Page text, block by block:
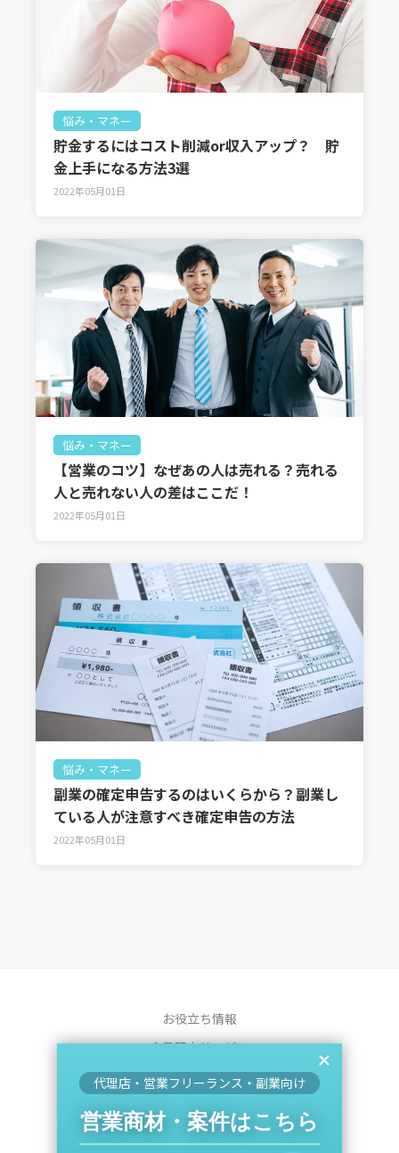
悩み・マネー
貯金するにはコスト削減or収入アップ？ 貯
金上手になる方法3選
2022年05月01日
悩み・マネー
【営業のコツ】なぜあの人は売れる？売れる
人と売れない人の差はここだ！
2022年05月01日
悩み・マネー
副業の確定申告するのはいくらから？副業し
ている人が注意すべき確定申告の方法
2022年05月01日
代理店・営業フリーランス・副業向け
営業商材・案件はこちら
お役立ち情報
会員限定サービス
運営会社
利用規約